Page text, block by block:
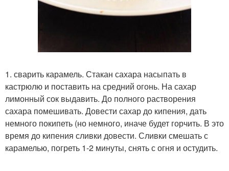
1. сварить карамель. Стакан сахара насыпать в
кастрюлю и поставить на средний огонь. На сахар
лимонный сок выдавить. До полного растворения
сахара помешивать. Довести сахар до кипения, дать
немного покипеть (но немного, иначе будет горчить. В это
время до кипения сливки довести. Сливки смешать с
карамелью, погреть 1-2 минуты, снять с огня и остудить.